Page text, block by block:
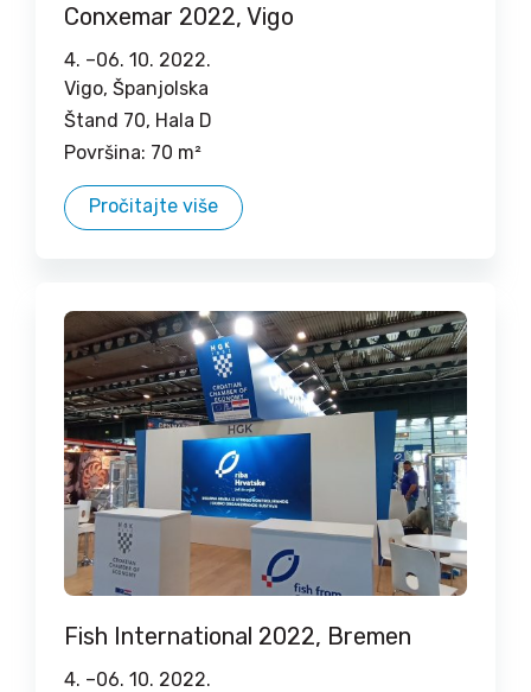
Conxemar 2022, Vigo
4. –06. 10. 2022.
Vigo, Španjolska
Štand 70, Hala D
Površina: 70 m²
Pročitajte više
Fish International 2022, Bremen
4. –06. 10. 2022.